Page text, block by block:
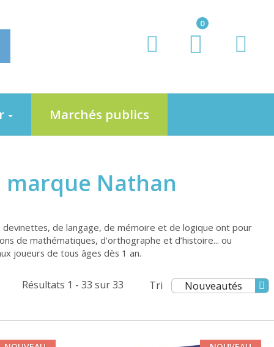
0
Marchés publics
marque Nathan
de langage, de mémoire et de logique ont pour
de mathématiques, d’orthographe et d’histoire... ou
joueurs de tous âges dès 1 an.
Résultats 1 - 33 sur 33 Tri Nouveautés